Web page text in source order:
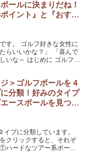
ールに決まりだね！
ポイント』と『おすす
す。 ゴルフ好きな女性に
らいいかな？」 「喜んで
いな～ はじめに ゴルフが
＞ゴルフボールを４
分類！好みのタイプ
ースボールを見つけ
プに分類しています。
クリックすると、それぞ
ードなツアー系ボール